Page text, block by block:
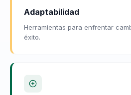
Adaptabilidad
Herramientas para enfrentar
éxito.